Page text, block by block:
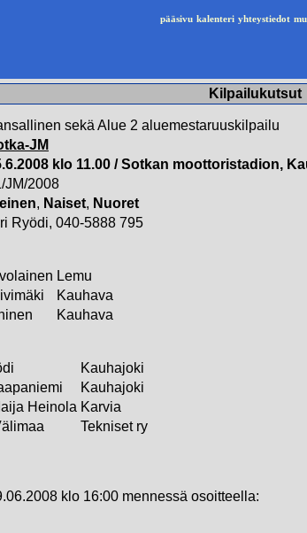
pääsivu kalenteri yhteystiedot
Kilpailukutsut
sekä Alue 2 aluemestaruuskilpailu
JM
klo 11.00 / Sotkan moottoristadion,
JM/2008
, Naiset, Nuoret
Ryödi, 040-5888 795
Lemu
Kauhava
Kauhava
Kauhajoki
Kauhajoki
Heinola Karvia
Tekniset ry
klo 16:00 mennessä osoitteella: